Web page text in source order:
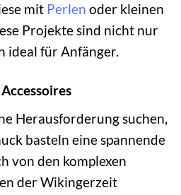
mit Perlen oder kleinen
Projekte sind nicht nur
ideal für Anfänger.
Herausforderung suchen,
basteln eine spannende
von den komplexen
der Wikingerzeit